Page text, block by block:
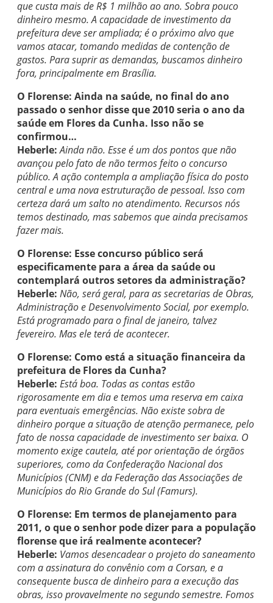
que custa mais de R$ 1 milhão ao ano. Sobra pouco
dinheiro mesmo. A capacidade de investimento da
prefeitura deve ser ampliada; é o próximo alvo que
vamos atacar, tomando medidas de contenção de
gastos. Para suprir as demandas, buscamos dinheiro
fora, principalmente em Brasília.
O Florense: Ainda na saúde, no final do ano
passado o senhor disse que 2010 seria o ano da
saúde em Flores da Cunha. Isso não se
confirmou…
Heberle: Ainda não. Esse é um dos pontos que não
avançou pelo fato de não termos feito o concurso
público. A ação contempla a ampliação física do posto
central e uma nova estruturação de pessoal. Isso com
certeza dará um salto no atendimento. Recursos nós
temos destinado, mas sabemos que ainda precisamos
fazer mais.
O Florense: Esse concurso público será
especificamente para a área da saúde ou
contemplará outros setores da administração?
Heberle: Não, será geral, para as secretarias de Obras,
Administração e Desenvolvimento Social, por exemplo.
Está programado para o final de janeiro, talvez
fevereiro. Mas ele terá de acontecer.
O Florense: Como está a situação financeira da
prefeitura de Flores da Cunha?
Heberle: Está boa. Todas as contas estão
rigorosamente em dia e temos uma reserva em caixa
para eventuais emergências. Não existe sobra de
dinheiro porque a situação de atenção permanece, pelo
fato de nossa capacidade de investimento ser baixa. O
momento exige cautela, até por orientação de órgãos
superiores, como da Confederação Nacional dos
Municípios (CNM) e da Federação das Associações de
Municípios do Rio Grande do Sul (Famurs).
O Florense: Em termos de planejamento para
2011, o que o senhor pode dizer para a população
florense que irá realmente acontecer?
Heberle: Vamos desencadear o projeto do saneamento
com a assinatura do convênio com a Corsan, e a
consequente busca de dinheiro para a execução das
obras, isso provavelmente no segundo semestre. Fomos